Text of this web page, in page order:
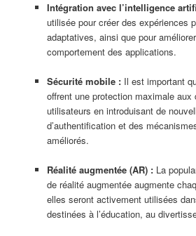
Intégration avec l’intelligence
utilisée pour créer des expériences
adaptatives, ainsi que pour
comportement des applications.
Sécurité mobile :Il est important
offrent une protection maximale aux
utilisateurs en introduisant de
d’authentification et des
améliorés.
Réalité augmentée (AR) :La
de réalité augmentée augmente
elles seront activement utilisées
destinées à l’éducation, au